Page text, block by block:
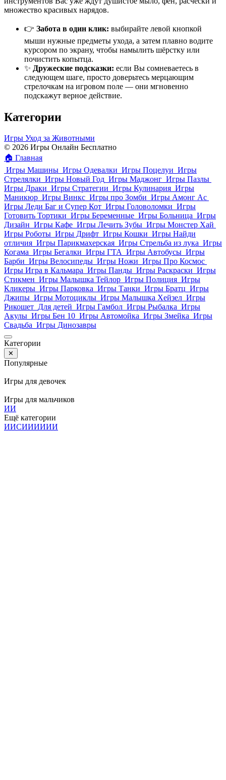
множество красивых нарядов.
👉 Забота в один клик: выбирайте левой кнопкой
мыши нужные предметы ухода, а затем плавно водите
курсором по экрану, чтобы намылить шёрстку или
почистить копытца.
✨ Дружеские подсказки: если Вы сомневаетесь в
следующем шаге, просто доверьтесь мерцающим
стрелочкам на игровом поле — они мгновенно
подскажут верное действие.
Категории
Игры Уход за Животными
© 2026 Игры Онлайн Бесплатно
🏠 Главная
Игры Машины Игры Одевалки Игры Поцелуи Игры
Стрелялки Игры Новый Год Игры Маджонг Игры Пазлы
Игры Драки Игры Стратегии Игры Кулинария Игры
Маникюр Игры Винкс Игры про Зомби Игры Амонг Ас
Игры Леди Баг и Супер Кот Игры Головоломки Игры
Готовить Тортики Игры Беременные Игры Больница Игры
Дизайн Игры Кафе Игры Лечить Зубы Игры Монстер Хай
Игры Роботы Игры Дрифт Игры Кошки Игры Найди
отличия Игры Парикмахерская Игры Стрельба из лука Игры
Когама Игры Бегалки Игры ГТА Игры Автобусы Игры
Барби Игры Велосипеды Игры Ножи Игры Про Космос
Игры Игра в Кальмара Игры Панды Игры Раскраски Игры
Стикмен Игры Малышка Тейлор Игры Полиция Игры
Кликеры Игры Парковка Игры Танки Игры Братц Игры
Джипы Игры Мотоциклы Игры Малышка Хейзел Игры
Рикошет Для детей Игры Гамбол Игры Рыбалка Игры
Акулы Игры Бен 10 Игры Автомойка Игры Змейка Игры
Свадьба Игры Динозавры
Категории
✕
Популярные
Игры для девочек
Игры для мальчиков
ИИ
Ещё категории
ИИСИИИИИИ